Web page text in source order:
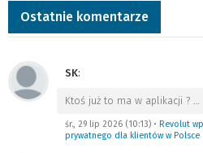
Ostatnie komentarze
SK:
Ktoś już to ma w aplikacji ?
śr., 29 lip 2026 (10:13) • Revolut
prywatnego dla klientów w Polsce